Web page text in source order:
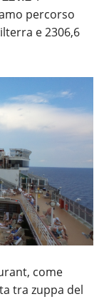
percorso
e 2306,6
come
tra zuppa del